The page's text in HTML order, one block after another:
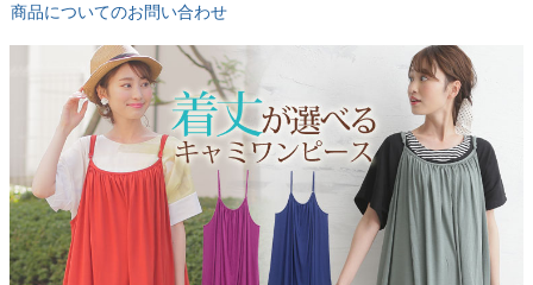
商品についてのお問い合わせ